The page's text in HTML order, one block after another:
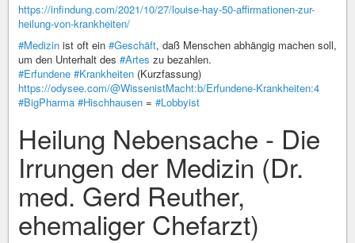
https://infindung.com/2021/10/27/louise-hay-50-affirmationen-zur-
heilung-von-krankheiten/
#Medizin ist oft ein #Geschäft, daß Menschen abhängig machen soll,
um den Unterhalt des #Artes zu bezahlen.
#Erfundene #Krankheiten (Kurzfassung)
https://odysee.com/@WissenistMacht:b/Erfundene-Krankheiten:4
#BigPharma #Hischhausen = #Lobbyist
Heilung Nebensache - Die
Irrungen der Medizin (Dr.
med. Gerd Reuther,
ehemaliger Chefarzt)